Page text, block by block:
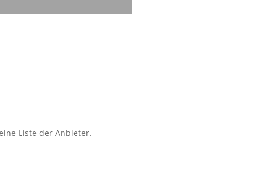
Liste der Anbieter.